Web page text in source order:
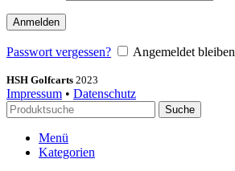
Anmelden
Passwort vergessen? Angemeldet bleiben
HSH Golfcarts 2023
Impressum • Datenschutz
Suche
Menü
Kategorien